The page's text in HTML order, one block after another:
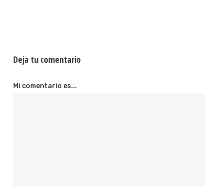
Deja tu comentario
Mi comentario es...